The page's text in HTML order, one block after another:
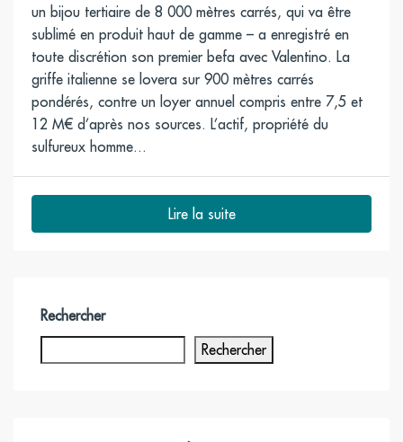
un bijou tertiaire de 8 000 mètres carrés, qui va être
sublimé en produit haut de gamme – a enregistré en
toute discrétion son premier befa avec Valentino. La
griffe italienne se lovera sur 900 mètres carrés
pondérés, contre un loyer annuel compris entre 7,5 et
12 M€ d’après nos sources. L’actif, propriété du
sulfureux homme...
Lire la suite
Rechercher
Rechercher